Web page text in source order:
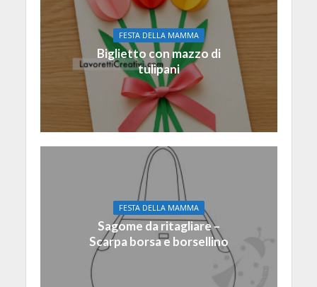
FESTA DELLA MAMMA
Biglietto con mazzo di
tulipani
FESTA DELLA MAMMA
Sagome da ritagliare –
Scarpa borsa e borsellino